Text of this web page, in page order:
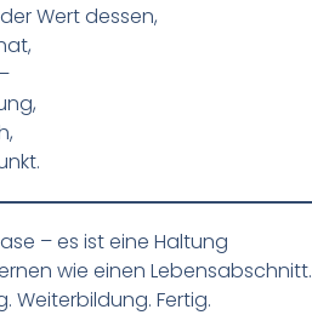
Wert dessen,
– es ist eine Haltung
wie einen Lebensabschnitt.
Weiterbildung. Fertig.